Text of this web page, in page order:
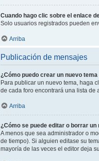
Cuando hago clic sobre el enlace
Solo usuarios registrados pueden
Arriba
Publicación de mensajes
¿Cómo puedo crear un nuevo
Para publicar un nuevo tema, haga
de cada foro encontrará una lista de
Arriba
¿Cómo se puede editar o borrar un
A menos que sea administrador o
de tiempo). Si alguien editase su
mayoría de las veces el editor deja